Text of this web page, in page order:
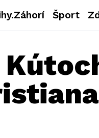
Šport